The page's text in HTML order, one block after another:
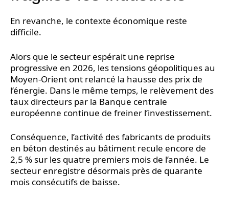
En revanche, le contexte économique reste
difficile.
Alors que le secteur espérait une reprise
progressive en 2026, les tensions géopolitiques au
Moyen-Orient ont relancé la hausse des prix de
l’énergie. Dans le même temps, le relèvement des
taux directeurs par la Banque centrale
européenne continue de freiner l’investissement.
Conséquence, l’activité des fabricants de produits
en béton destinés au bâtiment recule encore de
2,5 % sur les quatre premiers mois de l’année. Le
secteur enregistre désormais près de quarante
mois consécutifs de baisse.